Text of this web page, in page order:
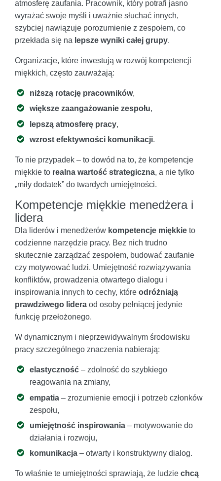
atmosferę zaufania. Pracownik, który potrafi jasno
wyrażać swoje myśli i uważnie słuchać innych,
szybciej nawiązuje porozumienie z zespołem, co
przekłada się na lepsze wyniki całej grupy.
Organizacje, które inwestują w rozwój kompetencji
miękkich, często zauważają:
niższą rotację pracowników,
większe zaangażowanie zespołu,
lepszą atmosferę pracy,
wzrost efektywności komunikacji.
To nie przypadek – to dowód na to, że kompetencje
miękkie to realna wartość strategiczna, a nie tylko
„miły dodatek” do twardych umiejętności.
Kompetencje miękkie menedżera i
lidera
Dla liderów i menedżerów kompetencje miękkie to
codzienne narzędzie pracy. Bez nich trudno
skutecznie zarządzać zespołem, budować zaufanie
czy motywować ludzi. Umiejętność rozwiązywania
konfliktów, prowadzenia otwartego dialogu i
inspirowania innych to cechy, które odróżniają
prawdziwego lidera od osoby pełniącej jedynie
funkcję przełożonego.
W dynamicznym i nieprzewidywalnym środowisku
pracy szczególnego znaczenia nabierają:
elastyczność – zdolność do szybkiego
reagowania na zmiany,
empatia – zrozumienie emocji i potrzeb członków
zespołu,
umiejętność inspirowania – motywowanie do
działania i rozwoju,
komunikacja – otwarty i konstruktywny dialog.
To właśnie te umiejętności sprawiają, że ludzie chcą